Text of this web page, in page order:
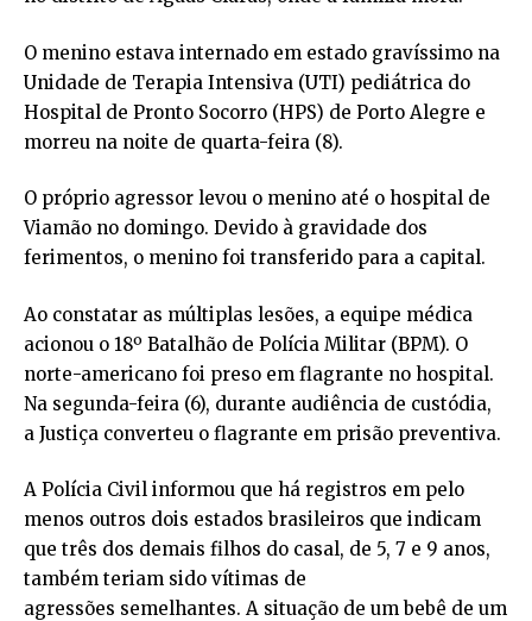
O menino estava internado em estado gravíssimo na
Unidade de Terapia Intensiva (UTI) pediátrica do
Hospital de Pronto Socorro (HPS) de Porto Alegre e
morreu na noite de quarta-feira (8).
O próprio agressor levou o menino até o hospital de
Viamão no domingo. Devido à gravidade dos
ferimentos, o menino foi transferido para a capital.
Ao constatar as múltiplas lesões, a equipe médica
acionou o 18º Batalhão de Polícia Militar (BPM). O
norte-americano foi preso em flagrante no hospital.
Na segunda-feira (6), durante audiência de custódia,
a Justiça converteu o flagrante em prisão preventiva.
A Polícia Civil informou que há registros em pelo
menos outros dois estados brasileiros que indicam
que três dos demais filhos do casal, de 5, 7 e 9 anos,
também teriam sido vítimas de
agressões semelhantes. A situação de um bebê de um